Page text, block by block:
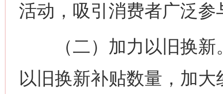
活动，吸引消费者广泛参
（二）加力以旧换新
以旧换新补贴数量，加